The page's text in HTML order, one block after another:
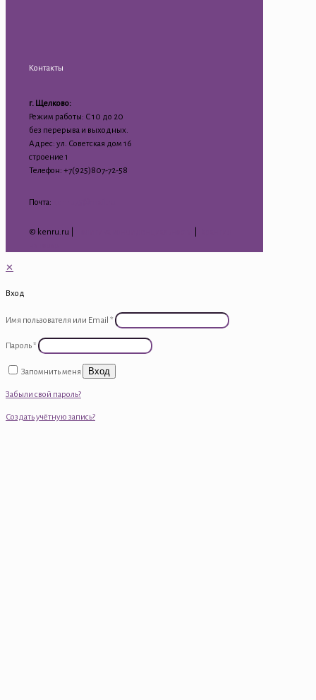
Контакты
г. Щелково:
Режим работы: С 10 до 20
без перерыва и выходных.
Адрес: ул. Советская дом 16
строение 1
Телефон: +7(925)807-72-58
Почта:
© kenru.ru |
✕
Вход
Имя пользователя или Email *
Пароль*
Запомнить меня Вход
Забыли свой пароль?
Создать учётную запись?